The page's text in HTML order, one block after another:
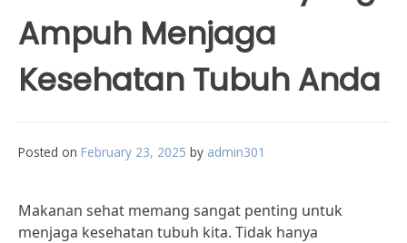
Ampuh Menjaga
Kesehatan Tubuh Anda
Posted on February 23, 2025 by admin301
Makanan sehat memang sangat penting untuk
menjaga kesehatan tubuh kita. Tidak hanya